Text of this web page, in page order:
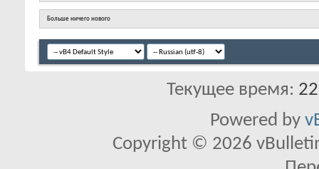
Больше ничего нового
Текущее время:
Powered by
Copyright © 2026